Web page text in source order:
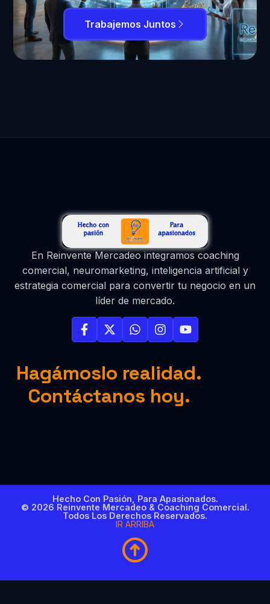
Trabajemos Juntos
En Reinvente Mercadeo integramos coaching
comercial, neuromarketing, inteligencia artificial y
estrategia comercial para convertir tu negocio en un
líder de mercado.
Hagámoslo realidad.
Contáctanos hoy.
Hecho Con Pasión, Para Apasionados.
© 2026 Reinvente Mercadeo & Coaching Comercial.
Todos Los Derechos Reservados.
IR ARRIBA